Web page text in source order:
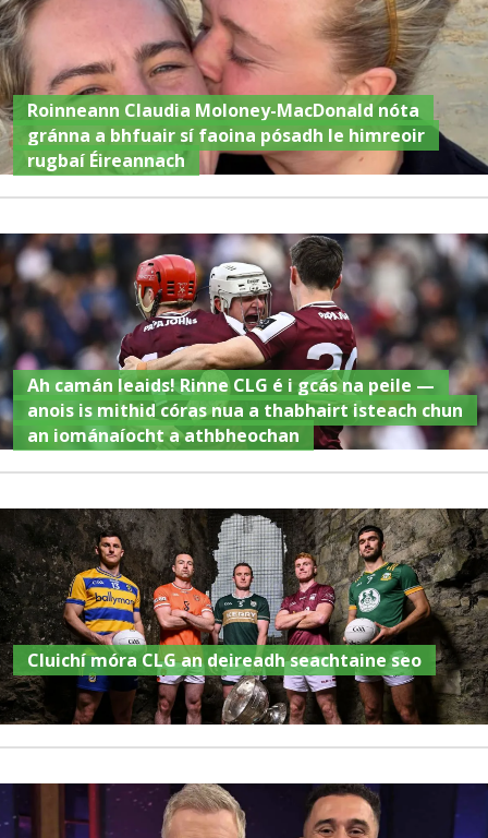
Roinneann Claudia Moloney-MacDonald nóta
gránna a bhfuair sí faoina pósadh le himreoir
rugbaí Éireannach
Ah camán leaids! Rinne CLG é i gcás na peile —
anois is mithid córas nua a thabhairt isteach chun
an iománaíocht a athbheochan
Cluichí móra CLG an deireadh seachtaine seo